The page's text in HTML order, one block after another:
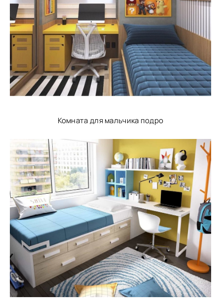
Комната для мальчика подро